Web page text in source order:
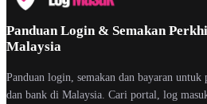
Panduan Login & Semakan
Malaysia
Panduan login, semakan dan bayaran
dan bank di Malaysia. Cari portal, log